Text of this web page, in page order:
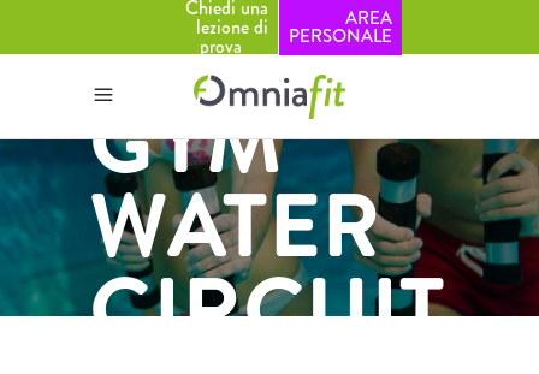
Chiedi una
lezione di
prova
AREA
PERSONALE
GYM
WATER
CIRCUIT